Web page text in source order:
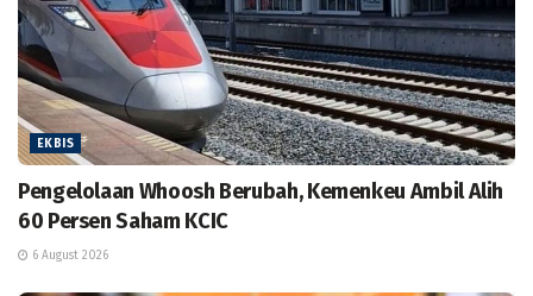
EKBIS
Pengelolaan Whoosh Berubah, Kemenkeu Ambil Alih
60 Persen Saham KCIC
6 August 2026